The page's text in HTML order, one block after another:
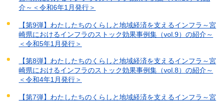
介～＜令和6年1月発行＞
【第9弾】わたしたちのくらしと地域経済を支えるインフラ～宮
崎県におけるインフラのストック効果事例集（vol.9）の紹介～
＜令和5年1月発行＞
【第8弾】わたしたちのくらしと地域経済を支えるインフラ～宮
崎県におけるインフラのストック効果事例集（vol.8）の紹介～
＜令和4年1月発行＞
【第7弾】わたしたちのくらしと地域経済を支えるインフラ～宮